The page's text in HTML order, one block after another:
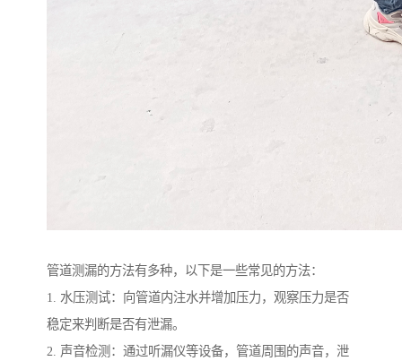
管道测漏的方法有多种，以下是一些常见的方法：
1. 水压测试：向管道内注水并增加压力，观察压力是否
稳定来判断是否有泄漏。
2. 声音检测：通过听漏仪等设备，管道周围的声音，泄